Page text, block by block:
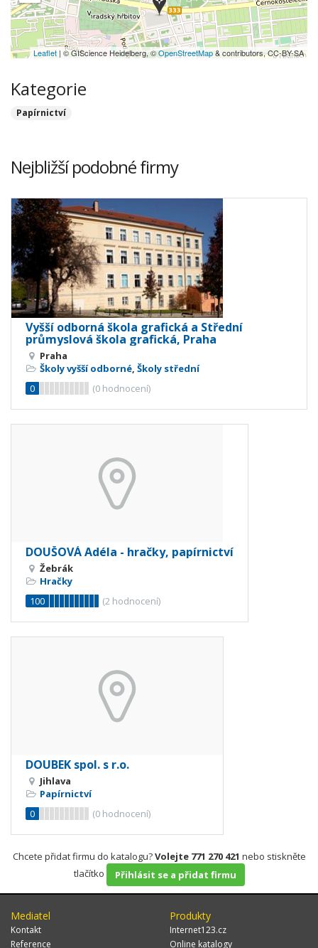
Leaflet | © GIScience Heidelberg, ©OpenStreetMap& contributors, CC-BY-SA
Kategorie
Papírnictví
Nejbližší podobné firmy
Vyšší odborná škola grafická a Střední
průmyslová škola grafická, Praha
Praha
Školy vyšší odborné, Školy střední
0
(0 hodnocení)
DOUŠOVÁ Adéla - hračky, papírnictví
Žebrák
Hračky
100
(2 hodnocení)
DOUBEK spol. s r.o.
Jihlava
Papírnictví
0
(0 hodnocení)
Chcete přidat firmu do katalogu?Volejte 771 270 421 nebo stiskněte
tlačítko
Přihlásit se a přidat firmu
Mediatel
Kontakt
Reference
Produkty
Internet123.cz
Online katalogy